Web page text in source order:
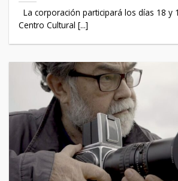
La corporación participará los días 18 y
Centro Cultural [...]